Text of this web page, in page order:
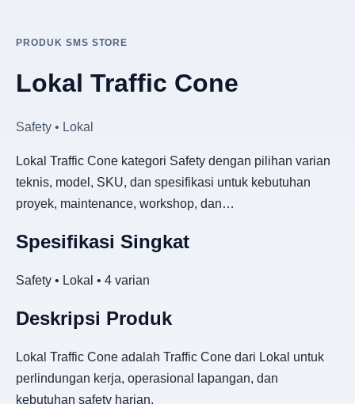
PRODUK SMS STORE
Lokal Traffic Cone
Safety • Lokal
Lokal Traffic Cone kategori Safety dengan pilihan varian
teknis, model, SKU, dan spesifikasi untuk kebutuhan
proyek, maintenance, workshop, dan…
Spesifikasi Singkat
Safety • Lokal • 4 varian
Deskripsi Produk
Lokal Traffic Cone adalah Traffic Cone dari Lokal untuk
perlindungan kerja, operasional lapangan, dan
kebutuhan safety harian.